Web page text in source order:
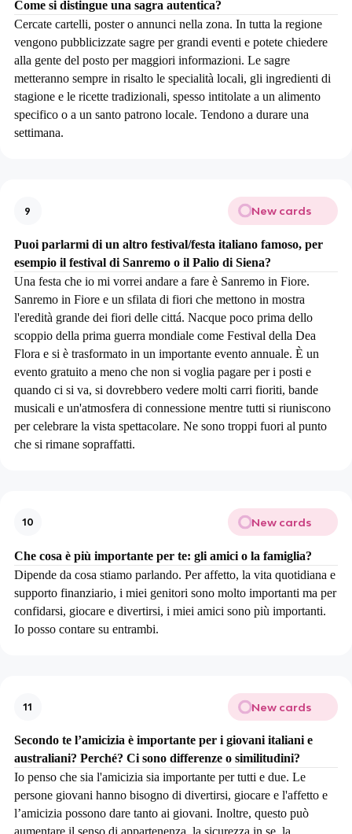
Come si distingue una sagra autentica?
Cercate cartelli, poster o annunci nella zona. In tutta la regione
vengono pubblicizzate sagre per grandi eventi e potete chiedere
alla gente del posto per maggiori informazioni. Le sagre
metteranno sempre in risalto le specialità locali, gli ingredienti di
stagione e le ricette tradizionali, spesso intitolate a un alimento
specifico o a un santo patrono locale. Tendono a durare una
settimana.
9 New cards
Puoi parlarmi di un altro festival/festa italiano famoso, per
esempio il festival di Sanremo o il Palio di Siena?
Una festa che io mi vorrei andare a fare è Sanremo in Fiore.
Sanremo in Fiore e un sfilata di fiori che mettono in mostra
l'eredità grande dei fiori delle cittá. Nacque poco prima dello
scoppio della prima guerra mondiale come Festival della Dea
Flora e si è trasformato in un importante evento annuale. È un
evento gratuito a meno che non si voglia pagare per i posti e
quando ci si va, si dovrebbero vedere molti carri fioriti, bande
musicali e un'atmosfera di connessione mentre tutti si riuniscono
per celebrare la vista spettacolare. Ne sono troppi fuori al punto
che si rimane sopraffatti.
10 New cards
Che cosa è più importante per te: gli amici o la famiglia?
Dipende da cosa stiamo parlando. Per affetto, la vita quotidiana e
supporto finanziario, i miei genitori sono molto importanti ma per
confidarsi, giocare e divertirsi, i miei amici sono più importanti.
Io posso contare su entrambi.
11 New cards
Secondo te l’amicizia è importante per i giovani italiani e
australiani? Perché? Ci sono differenze o similitudini?
Io penso che sia l'amicizia sia importante per tutti e due. Le
persone giovani hanno bisogno di divertirsi, giocare e l'affetto e
l’amicizia possono dare tanto ai giovani. Inoltre, questo può